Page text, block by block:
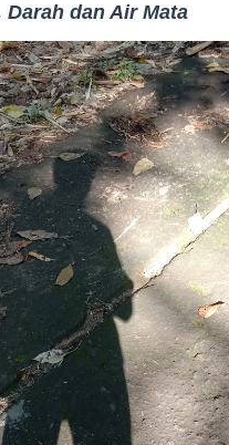
Darah dan Air Mata